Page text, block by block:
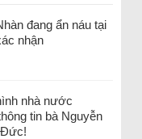
đang ẩn náu tại
nhận
nhà nước
tin bà Nguyễn
Đức!